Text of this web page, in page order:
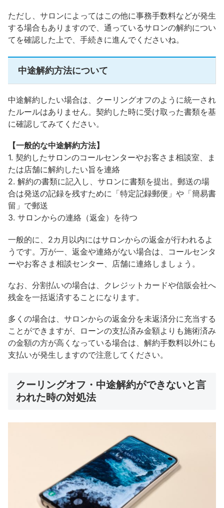
ただし、サロンによってはこの他に事務手数料などが発生
する場合もありますので、通っているサロンの解約につい
てを確認した上で、手続きに進んでくださいね。
中途解約方法について
中途解約したい場合は、クーリングオフのように統一され
たルールはありません。契約した時に受け取った書類を基
に確認してみてください。
【一般的な中途解約方法】
1. 契約したサロンのコールセンターやお客さま相談室、ま
たは店舗に解約したい旨を連絡
2. 解約の書類に記入し、サロンに書類を提出。郵送の場
合は発送の記録を残すために「特定記録郵便」や「簡易書
留」で郵送
3. サロンからの連絡（返金）を待つ
一般的に、2カ月以内にはサロンからの返金が行われるよ
うです。万が一、返金や連絡がない場合は、コールセンタ
ーやお客さま相談センター、店舗に連絡しましょう。
なお、分割払いの場合は、クレジットカードや信販会社へ
残金を一括返済することになります。
多くの場合は、サロンからの返金分を未返済分に充当する
ことができますが、ローンの支払済み金額よりも施術済み
の金額の方が高くなっている場合は、解約手数料以外にも
支払いが発生しますので注意してください。
クーリングオフ・中途解約ができないと言
われた時の対処法